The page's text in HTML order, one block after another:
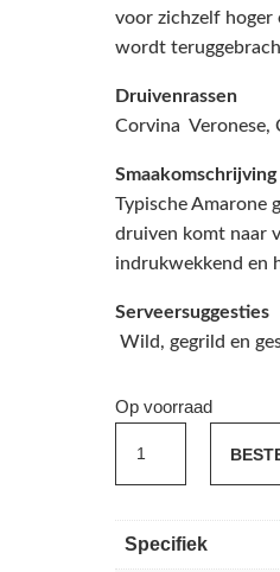
voor zichzelf hoger
wordt
Druivenrassen
Corvina Veronese,
Smaakomschrijving
Typische Amarone
druiven komt naar
indrukwekkend en
Serveersuggesties
Wild, gegrild en
Op voorraad
'Le
Preare'
Specifiek